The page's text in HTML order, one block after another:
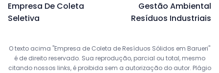
Empresa De Coleta
Seletiva
Gestão Ambiental
Resíduos Industriais
O texto acima "Empresa de Coleta de Resíduos Sólidos em Barueri"
é de direito reservado. Sua reprodução, parcial ou total, mesmo
citando nossos links, é proibida sem a autorização do autor. Plágio